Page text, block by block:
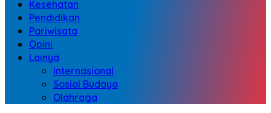
Kesehatan
Pendidikan
Pariwisata
Opini
Lainya
Internasional
Sosial Budaya
Olahraga